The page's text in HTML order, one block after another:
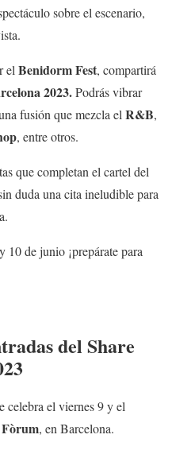
sobre el escenario,
el Benidorm Fest, compartirá
2023.Podrás vibrar
fusión que mezcla el R&B,
, entre otros.
que completan el cartel del
duda una cita ineludible para
10 de junio ¡prepárate para
del Share
celebra el viernes 9 y el
, en Barcelona.